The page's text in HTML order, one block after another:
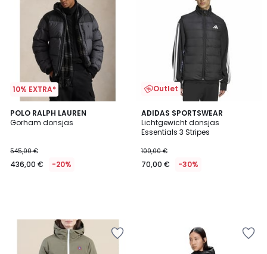
10% EXTRA*
POLO RALPH LAUREN
Gorham donsjas
545,00 €
436,00 € -20%
Outlet
ADIDAS SPORTSWEAR
Lichtgewicht donsjas
Essentials 3 Stripes
100,00 €
70,00 € -30%